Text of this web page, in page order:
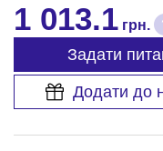
1 013.1 грн.
Задати
Додати до